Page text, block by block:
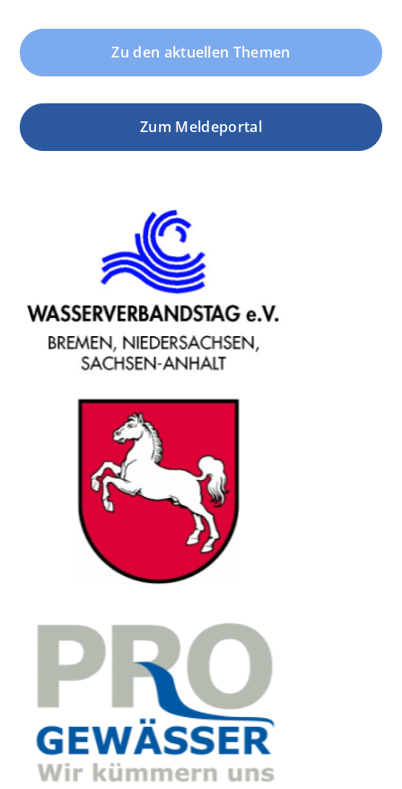
Zu den aktuellen Themen
Zum Meldeportal